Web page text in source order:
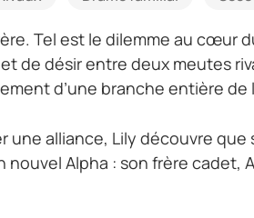
Tel est le dilemme au cœur
désir entre deux meutes
d’une branche entière de
une alliance, Lily découvre
Alpha : son frère cadet,